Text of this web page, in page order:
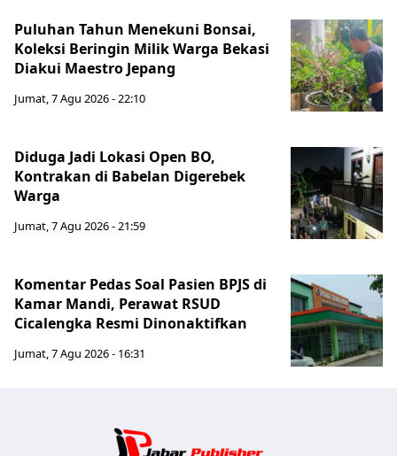
Puluhan Tahun Menekuni Bonsai,
Koleksi Beringin Milik Warga Bekasi
Diakui Maestro Jepang
Jumat, 7 Agu 2026 - 22:10
Diduga Jadi Lokasi Open BO,
Kontrakan di Babelan Digerebek
Warga
Jumat, 7 Agu 2026 - 21:59
Komentar Pedas Soal Pasien BPJS di
Kamar Mandi, Perawat RSUD
Cicalengka Resmi Dinonaktifkan
Jumat, 7 Agu 2026 - 16:31